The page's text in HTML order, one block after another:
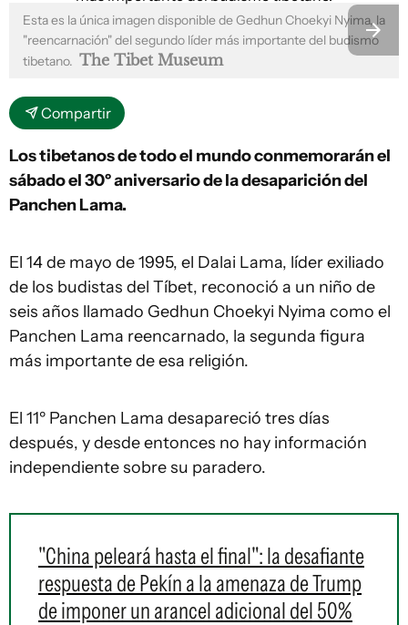
Esta es la única imagen disponible de Gedhun Choekyi Nyima, la
"reencarnación" del segundo líder más importante del budismo
tibetano. The Tibet Museum
Compartir
Los tibetanos de todo el mundo conmemorarán el
sábado el 30º aniversario de la desaparición del
Panchen Lama.
El 14 de mayo de 1995, el Dalai Lama, líder exiliado
de los budistas del Tíbet, reconoció a un niño de
seis años llamado Gedhun Choekyi Nyima como el
Panchen Lama reencarnado, la segunda figura
más importante de esa religión.
El 11º Panchen Lama desapareció tres días
después, y desde entonces no hay información
independiente sobre su paradero.
"China peleará hasta el final": la desafiante
respuesta de Pekín a la amenaza de Trump
de imponer un arancel adicional del 50%